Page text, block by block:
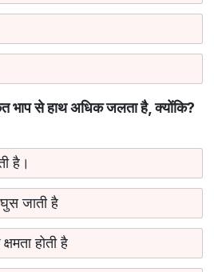
भाप से हाथ अधिक जलता है, क्योंकि?
है।
जाती है
होती है